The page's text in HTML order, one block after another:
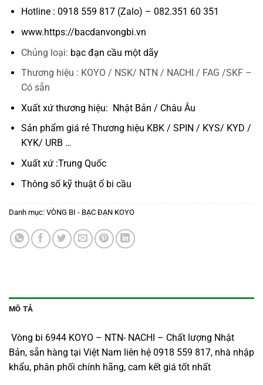
Hotline : 0918 559 817 (Zalo) – 082.351 60 351
www.https://bacdanvongbi.vn
Chủng loại: bạc đạn cầu một dãy
Thương hiệu : KOYO / NSK/ NTN / NACHI / FAG /SKF –
Có sẵn
Xuất xứ thương hiệu: Nhật Bản / Châu Âu
Sản phẩm giá rẻ Thương hiệu KBK / SPIN / KYS/ KYD /
KYK/ URB …
Xuất xứ :Trung Quốc
Thông số kỹ thuậtổ bi cầu
Danh mục: VÒNG BI - BẠC ĐẠN KOYO
MÔ TẢ
Vòng bi 6944 KOYO – NTN- NACHI – Chất lượng Nhật
Bản, sẵn hàng tại Việt Nam liên hệ 0918 559 817, nhà nhập
khẩu, phân phối chính hãng, cam kết giá tốt nhất